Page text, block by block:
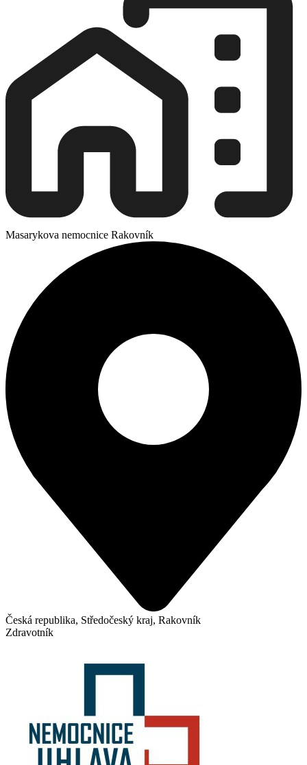
Masarykova nemocnice Rakovník
Česká republika, Středočeský kraj, Rakovník
Zdravotník